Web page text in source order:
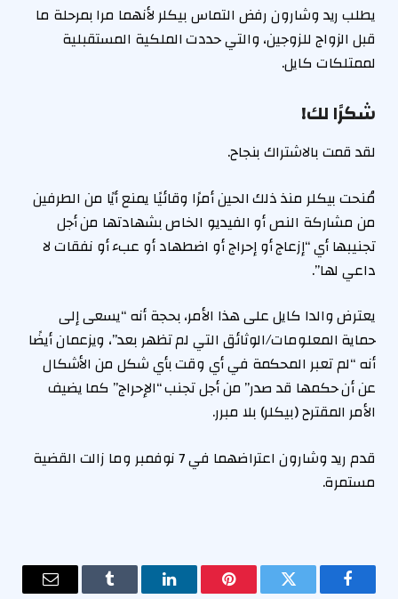
يطلب ريد وشارون رفض التماس بيكلر لأنهما مرا بمرحلة ما
قبل الزواج للزوجين، والتي حددت الملكية المستقبلية
لممتلكات كايل.
شكرًا لك!
لقد قمت بالاشتراك بنجاح.
مُنحت بيكلر منذ ذلك الحين أمرًا وقائيًا يمنع أيًا من الطرفين
من مشاركة النص أو الفيديو الخاص بشهادتها من أجل
تجنيبها أي “إزعاج أو إحراج أو اضطهاد أو عبء أو نفقات لا
داعي لها”.
يعترض والدا كايل على هذا الأمر، بحجة أنه “يسعى إلى
حماية المعلومات/الوثائق التي لم تظهر بعد”، ويزعمان أيضًا
أنه “لم تعبر المحكمة في أي وقت بأي شكل من الأشكال
عن أن حكمها قد صدر” من أجل تجنب “الإحراج” كما يضيف
الأمر المقترح (بيكلر) بلا مبرر.
قدم ريد وشارون اعتراضهما في 7 نوفمبر وما زالت القضية
مستمرة.
فيسبوك تويتر بينتيريستلينكدإن Tumblr البريد